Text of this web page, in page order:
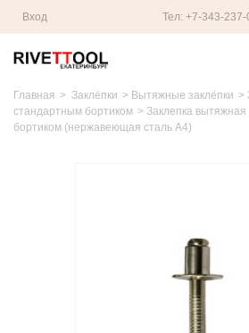
Вход Тел: +7-343-
Главная > Заклёпки > Вытяжные заклёпки >
стандартным бортиком > Заклепка
бортиком (нержавеющая сталь A4)